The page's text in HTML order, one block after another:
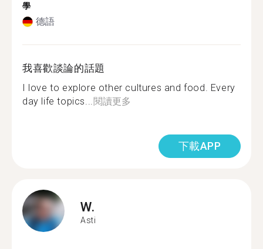
學
德語
我喜歡談論的話題
I love to explore other cultures and food. Every
day life topics...閱讀更多
下載APP
W.
Asti